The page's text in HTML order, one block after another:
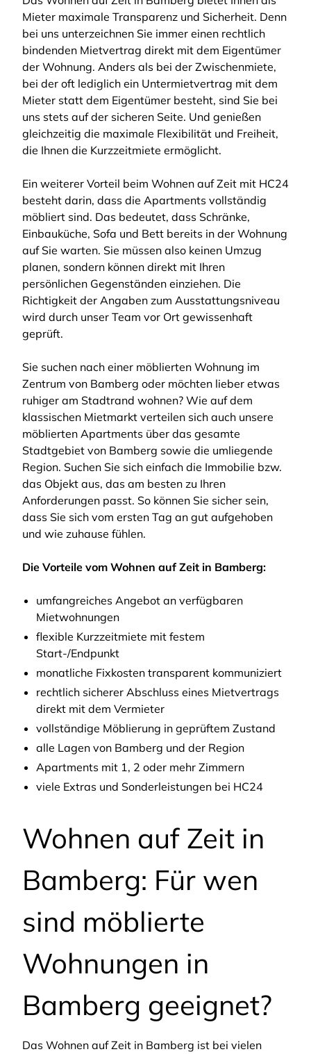
Mieter maximale Transparenz und Sicherheit. Denn
bei uns unterzeichnen Sie immer einen rechtlich
bindenden Mietvertrag direkt mit dem Eigentümer
der Wohnung. Anders als bei der Zwischenmiete,
bei der oft lediglich ein Untermietvertrag mit dem
Mieter statt dem Eigentümer besteht, sind Sie bei
uns stets auf der sicheren Seite. Und genießen
gleichzeitig die maximale Flexibilität und Freiheit,
die Ihnen die Kurzzeitmiete ermöglicht.
Ein weiterer Vorteil beim Wohnen auf Zeit mit HC24
besteht darin, dass die Apartments vollständig
möbliert sind. Das bedeutet, dass Schränke,
Einbauküche, Sofa und Bett bereits in der Wohnung
auf Sie warten. Sie müssen also keinen Umzug
planen, sondern können direkt mit Ihren
persönlichen Gegenständen einziehen. Die
Richtigkeit der Angaben zum Ausstattungsniveau
wird durch unser Team vor Ort gewissenhaft
geprüft.
Sie suchen nach einer möblierten Wohnung im
Zentrum von Bamberg oder möchten lieber etwas
ruhiger am Stadtrand wohnen? Wie auf dem
klassischen Mietmarkt verteilen sich auch unsere
möblierten Apartments über das gesamte
Stadtgebiet von Bamberg sowie die umliegende
Region. Suchen Sie sich einfach die Immobilie bzw.
das Objekt aus, das am besten zu Ihren
Anforderungen passt. So können Sie sicher sein,
dass Sie sich vom ersten Tag an gut aufgehoben
und wie zuhause fühlen.
Die Vorteile vom Wohnen auf Zeit in Bamberg:
umfangreiches Angebot an verfügbaren
Mietwohnungen
flexible Kurzzeitmiete mit festem
Start-/Endpunkt
monatliche Fixkosten transparent kommuniziert
rechtlich sicherer Abschluss eines Mietvertrags
direkt mit dem Vermieter
vollständige Möblierung in geprüftem Zustand
alle Lagen von Bamberg und der Region
Apartments mit 1, 2 oder mehr Zimmern
viele Extras und Sonderleistungen bei HC24
Wohnen auf Zeit in
Bamberg: Für wen
sind möblierte
Wohnungen in
Bamberg geeignet?
Das Wohnen auf Zeit in Bamberg ist bei vielen